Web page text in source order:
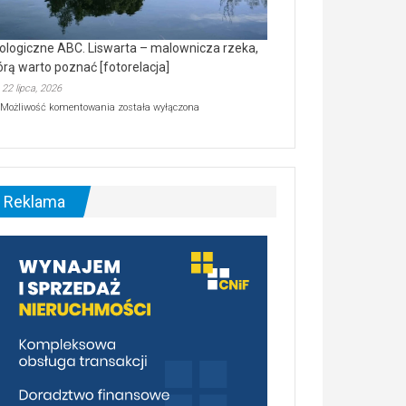
ABC. Liswarta – malownicza rzeka,
warto poznać [fotorelacja]
22 lipca, 2026
Możliwość komentowania Ekologiczne
–
malownicza
[fotorelacja]
została wyłączona
Reklama